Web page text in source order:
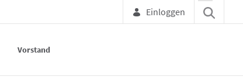
Einloggen
Vorstand